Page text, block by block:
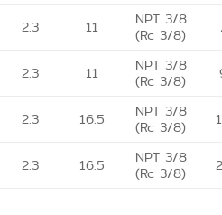
2.3 11 NPT 3/8
(Rc 3/8)
2.3 11 NPT 3/8
(Rc 3/8)
2.3 16.5 NPT 3/8
(Rc 3/8)
2.3 16.5 NPT 3/8
(Rc 3/8)